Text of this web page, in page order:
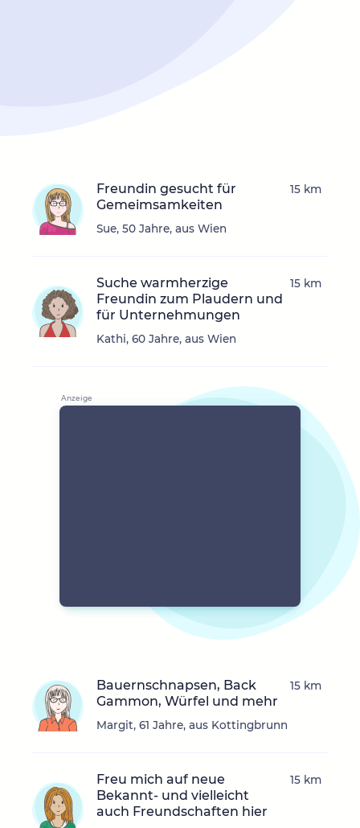
Freundin gesucht für
Gemeimsamkeiten
Sue, 50 Jahre, aus Wien
15 km
Suche warmherzige
Freundin zum Plaudern und
für Unternehmungen
Kathi, 60 Jahre, aus Wien
15 km
Bauernschnapsen, Back
Gammon, Würfel und mehr
Margit, 61 Jahre, aus Kottingbrunn
15 km
Freu mich auf neue
Bekannt- und vielleicht
auch Freundschaften hier
15 km